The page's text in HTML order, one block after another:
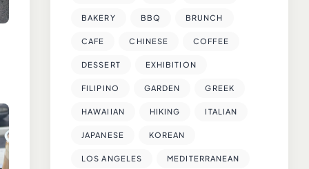
BAKERY BBQ BRUNCH
CAFE CHINESE COFFEE
DESSERT EXHIBITION
FILIPINO GARDEN GREEK
HAWAIIAN HIKING ITALIAN
JAPANESE KOREAN
LOS ANGELES MEDITERRANEAN